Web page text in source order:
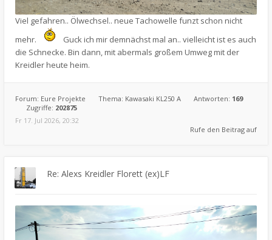
Viel gefahren.. Ölwechsel.. neue Tachowelle funzt schon nicht
mehr.
Guck ich mir demnächst mal an.. vielleicht ist es auch
die Schnecke. Bin dann, mit abermals großem Umweg mit der
Kreidler heute heim.
Forum: Eure Projekte Thema: Kawasaki KL250 A Antworten: 169
Zugriffe: 202875
Fr 17. Jul 2026, 20:32
Rufe den Beitrag auf
Re: Alexs Kreidler Florett (ex)LF